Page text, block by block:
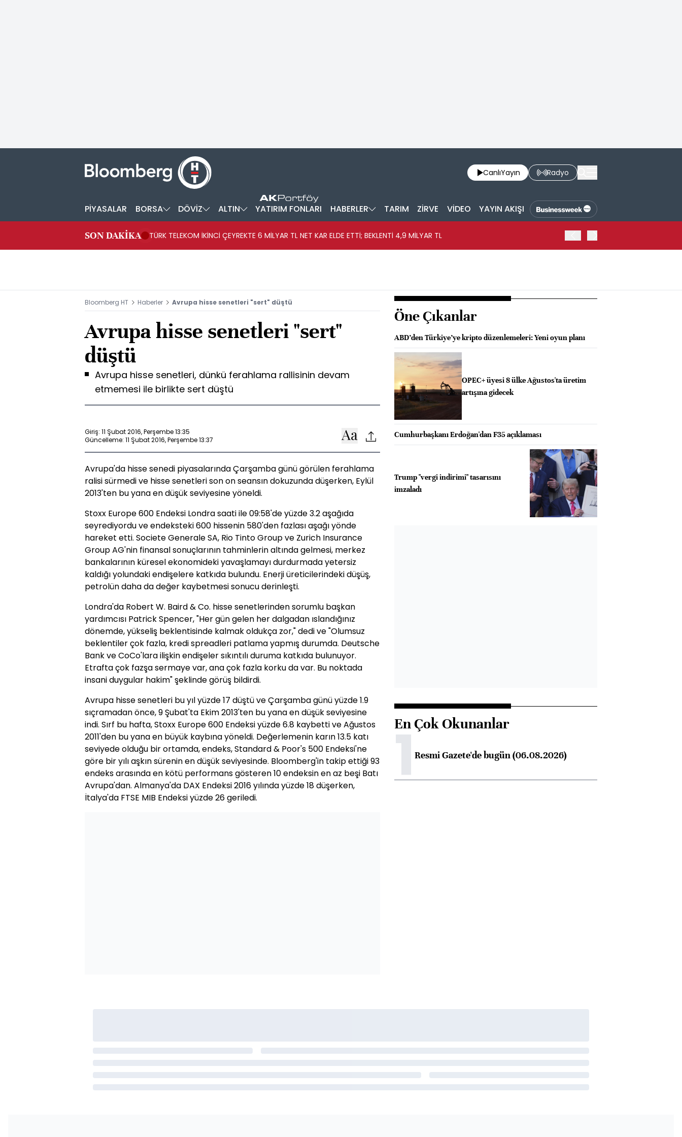
CanlıYayın Radyo
PİYASALAR BORSA DÖVİZ ALTIN YATIRIM FONLARI HABERLER TARIM ZİRVE VİDEO YAYIN AKIŞI
SON DAKİKA TÜRK TELEKOM İKİNCİ ÇEYREKTE 6 MİLYAR TL NET KAR ELDE ETTİ; BEKLENTİ 4,9 MİLYAR TL
Bloomberg HT Haberler Avrupa hisse senetleri "sert" düştü
Avrupa hisse senetleri "sert"
düştü
Avrupa hisse senetleri, dünkü ferahlama rallisinin devam
etmemesi ile birlikte sert düştü
Giriş: 11 Şubat 2016, Perşembe 13:35
Güncelleme: 11 Şubat 2016, Perşembe 13:37
Avrupa'da hisse senedi piyasalarında Çarşamba günü görülen ferahlama
ralisi sürmedi ve hisse senetleri son on seansın dokuzunda düşerken, Eylül
2013'ten bu yana en düşük seviyesine yöneldi.
Stoxx Europe 600 Endeksi Londra saati ile 09:58'de yüzde 3.2 aşağıda
seyrediyordu ve endeksteki 600 hissenin 580'den fazlası aşağı yönde
hareket etti. Societe Generale SA, Rio Tinto Group ve Zurich Insurance
Group AG'nin finansal sonuçlarının tahminlerin altında gelmesi, merkez
bankalarının küresel ekonomideki yavaşlamayı durdurmada yetersiz
kaldığı yolundaki endişelere katkıda bulundu. Enerji üreticilerindeki düşüş,
petrolün daha da değer kaybetmesi sonucu derinleşti.
Londra'da Robert W. Baird & Co. hisse senetlerinden sorumlu başkan
yardımcısı Patrick Spencer, "Her gün gelen her dalgadan ıslandığınız
dönemde, yükseliş beklentisinde kalmak oldukça zor," dedi ve "Olumsuz
beklentiler çok fazla, kredi spreadleri patlama yapmış durumda. Deutsche
Bank ve CoCo'lara ilişkin endişeler sıkıntılı duruma katkıda bulunuyor.
Etrafta çok fazşa sermaye var, ana çok fazla korku da var. Bu noktada
insani duygular hakim" şeklinde görüş bildirdi.
Avrupa hisse senetleri bu yıl yüzde 17 düştü ve Çarşamba günü yüzde 1.9
sıçramadan önce, 9 Şubat'ta Ekim 2013'ten bu yana en düşük seviyesine
indi. Sırf bu hafta, Stoxx Europe 600 Endeksi yüzde 6.8 kaybetti ve Ağustos
2011'den bu yana en büyük kaybına yöneldi. Değerlemenin karın 13.5 katı
seviyede olduğu bir ortamda, endeks, Standard & Poor's 500 Endeksi'ne
göre bir yılı aşkın sürenin en düşük seviyesinde. Bloomberg'in takip ettiği 93
endeks arasında en kötü performans gösteren 10 endeksin en az beşi Batı
Avrupa'dan. Almanya'da DAX Endeksi 2016 yılında yüzde 18 düşerken,
İtalya'da FTSE MIB Endeksi yüzde 26 geriledi.
Öne Çıkanlar
ABD’den Türkiye’ye kripto düzenlemeleri: Yeni oyun planı
OPEC+ üyesi 8 ülke Ağustos'ta üretim
artışına gidecek
Cumhurbaşkanı Erdoğan'dan F35 açıklaması
Trump "vergi indirimi" tasarısını
imzaladı
En Çok Okunanlar
1Resmi Gazete'de bugün (06.08.2026)